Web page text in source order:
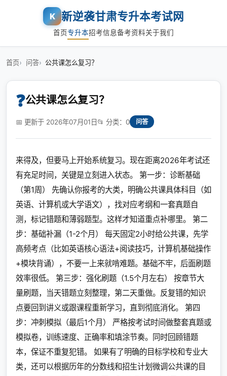
K 新逆袭甘肃专升本考试网
首页专升本招考信息备考资料关于我们
首页 问答 公共课怎么复习？
❓公共课怎么复习？
📅 更新于 2026年07月01日📂 分类：0 问答
来得及，但要马上开始系统复习。现在距离2026年考试还
有充足时间，关键是立刻进入状态。 第一步：诊断基础
（第1周） 先确认你报考的大类，明确公共课具体科目（如
英语、计算机或大学语文），找对应考纲和一套真题自
测，标记错题和薄弱题型。这样才知道重点补哪里。 第二
步：基础补漏（1-2个月） 每天固定2小时给公共课，先学
高频考点（比如英语核心语法+阅读技巧，计算机基础操作
+模块背诵），不要一上来就啃难题。基础不牢，后面刷题
效率很低。 第三步：强化刷题（1.5个月左右） 按章节大
量刷题，当天错题立刻整理，第二天重做。反复错的知识
点要回到讲义或跟课程重新学习，直到彻底消化。 第四
步：冲刺模拟（最后1个月） 严格按考试时间做整套真题或
模拟卷，训练速度、正确率和填涂节奏。同时回顾错题
本，保证不重复犯错。 如果有了明确的目标学校和专业大
类，还可以根据历年的分数线和招生计划微调公共课的目